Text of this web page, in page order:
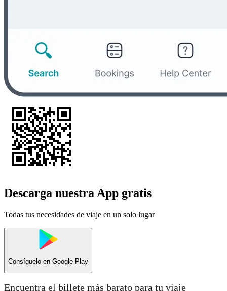
Descarga nuestra App gratis
Todas tus necesidades de viaje en un solo lugar
Consíguelo en Google Play
Encuentra el billete más barato para tu viaje